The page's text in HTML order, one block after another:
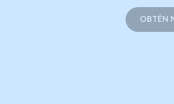
OBTÉN